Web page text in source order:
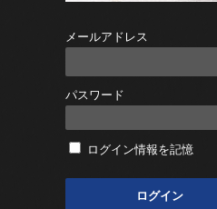
メールアドレス
パスワード
ログイン情報を記憶